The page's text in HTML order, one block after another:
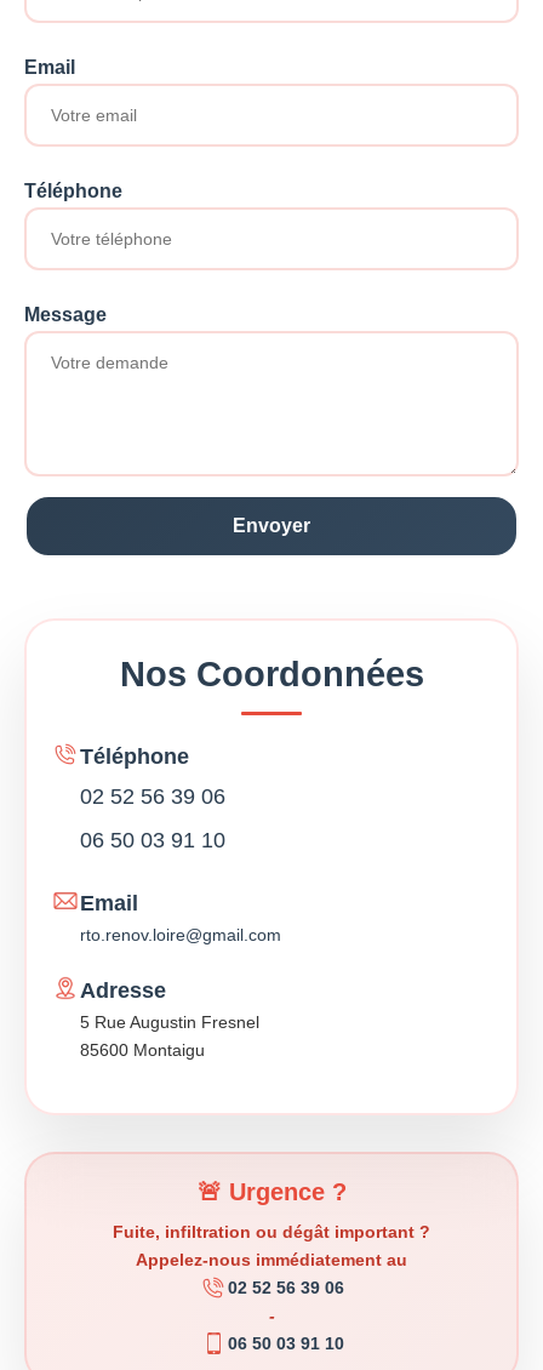
Email
Téléphone
Message
Nos Coordonnées
Téléphone
02 52 56 39 06
06 50 03 91 10
Email
rto.renov.loire@gmail.com
Adresse
5 Rue Augustin Fresnel
85600 Montaigu
🚨 Urgence ?
Fuite, infiltration ou dégât important ?
Appelez-nous immédiatement au
02 52 56 39 06
-
06 50 03 91 10